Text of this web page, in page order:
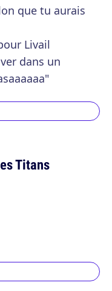
que tu aurais
Livail
dans un
Titans